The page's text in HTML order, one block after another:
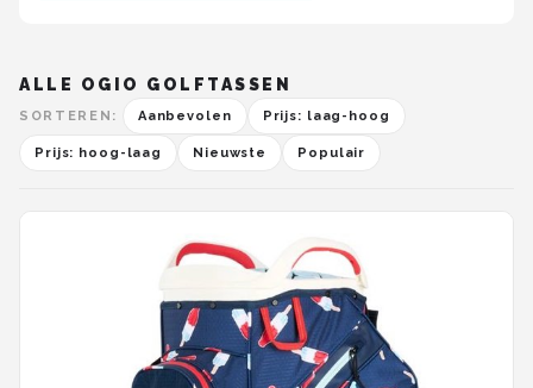
ALLE OGIO GOLFTASSEN
SORTEREN: Aanbevolen Prijs: laag-hoog
Prijs: hoog-laag Nieuwste Populair